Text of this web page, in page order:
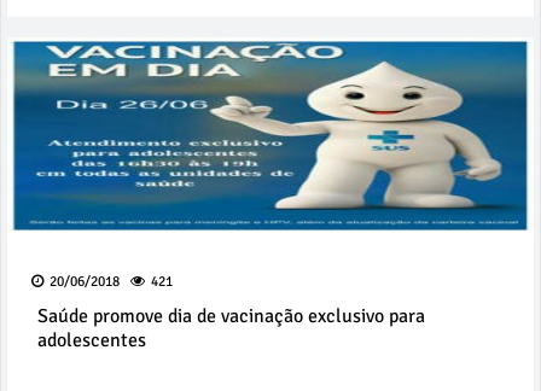
20/06/2018 421
Saúde promove dia de vacinação exclusivo para
adolescentes